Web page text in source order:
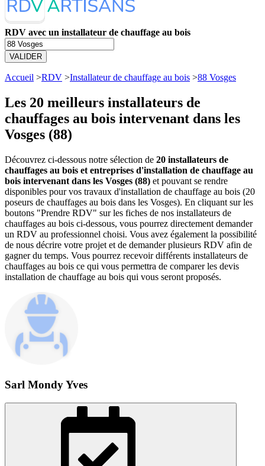
RDV avec un installateur de chauffage au bois
VALIDER
Accueil >RDV >Installateur de chauffage au bois >88 Vosges
Les 20 meilleurs installateurs de
chauffages au bois intervenant dans les
Vosges (88)
Découvrez ci-dessous notre sélection de 20 installateurs de
chauffages au bois et entreprises d'installation de chauffage au
bois intervenant dans les Vosges (88) et pouvant se rendre
disponibles pour vos travaux d'installation de chauffage au bois (20
poseurs de chauffages au bois dans les Vosges). En cliquant sur les
boutons "Prendre RDV" sur les fiches de nos installateurs de
chauffages au bois ci-dessous, vous pourrez directement demander
un RDV au professionnel choisi. Vous avez également la possibilité
de nous décrire votre projet et de demander plusieurs RDV afin de
gagner du temps. Vous pourrez recevoir différents installateurs de
chauffages au bois ce qui vous permettra de comparer les devis
installation de chauffage au bois qui vous seront proposés.
Sarl Mondy Yves